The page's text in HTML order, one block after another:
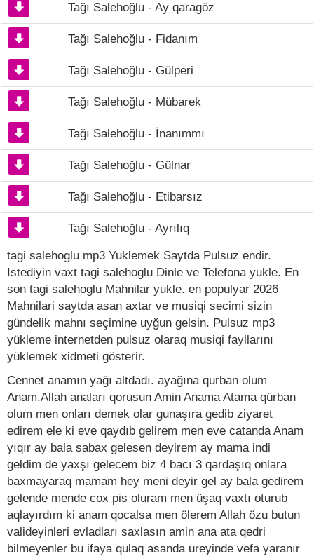
Tağı Salehoğlu - Ay qaragöz
Tağı Salehoğlu - Fidanım
Tağı Salehoğlu - Gülperi
Tağı Salehoğlu - Mübarek
Tağı Salehoğlu - İnanımmı
Tağı Salehoğlu - Gülnar
Tağı Salehoğlu - Etibarsız
Tağı Salehoğlu - Ayrılıq
tagi salehoglu mp3 Yuklemek Saytda Pulsuz endir.
Istediyin vaxt tagi salehoglu Dinle ve Telefona yukle. En
son tagi salehoglu Mahnilar yukle. en populyar 2026
Mahnilari saytda asan axtar ve musiqi secimi sizin
gündelik mahnı seçimine uyğun gelsin. Pulsuz mp3
yükleme internetden pulsuz olaraq musiqi fayllarını
yüklemek xidmeti gösterir.
Cennet anamın yağı altdadı. ayağına qurban olum
Anam.Allah anaları qorusun Amin Anama Atama qürban
olum men onları demek olar gunaşıra gedib ziyaret
edirem ele ki eve qaydıb gelirem men eve catanda Anam
yıqır ay bala sabax gelesen deyirem ay mama indi
geldim de yaxşı gelecem biz 4 bacı 3 qardaşıq onlara
baxmayaraq mamam hey meni deyir gel ay bala gedirem
gelende mende cox pis oluram men üşaq vaxtı oturub
aqlayırdım ki anam qocalsa men ölerem Allah özu butun
valideyinleri evladları saxlasın amin ana ata qedri
bilmeyenler bu ifaya qulaq asanda ureyinde vefa yaranır